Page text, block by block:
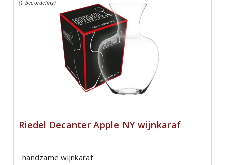
(1 beoordeling)
Riedel Decanter Apple NY wijnkaraf
handzame wijnkaraf